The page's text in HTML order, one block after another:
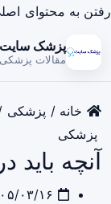
رفتن به محتوای
پزشک سایت
مقالات
خانه / پزشکی
پزشکی
آنچه باید